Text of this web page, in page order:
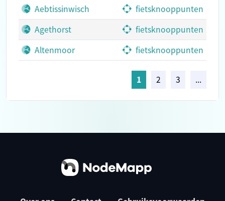
Aebtissinwisch
fietsknooppunten
Agethorst
fietsknooppunten
Altenmoor
fietsknooppunten
1 2 3 ...